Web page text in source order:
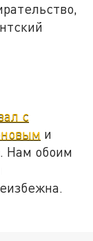
с
и
Нам обоим